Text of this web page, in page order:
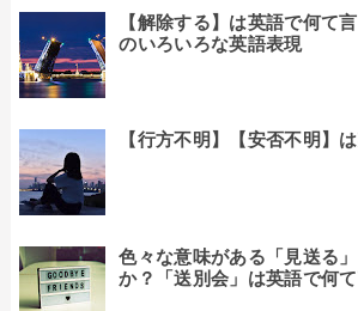
【解除する】は英語で何て
のいろいろな英語表現
【行方不明】【安否不明】
色々な意味がある「見送る
か？「送別会」は英語で何